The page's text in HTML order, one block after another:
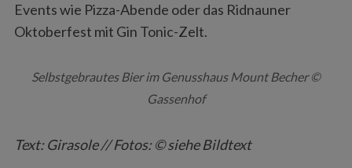
Events wie Pizza-Abende oder das Ridnauner
Oktoberfest mit Gin Tonic-Zelt.
Selbstgebrautes Bier im Genusshaus Mount Becher ©
Gassenhof
Text: Girasole // Fotos: © siehe Bildtext